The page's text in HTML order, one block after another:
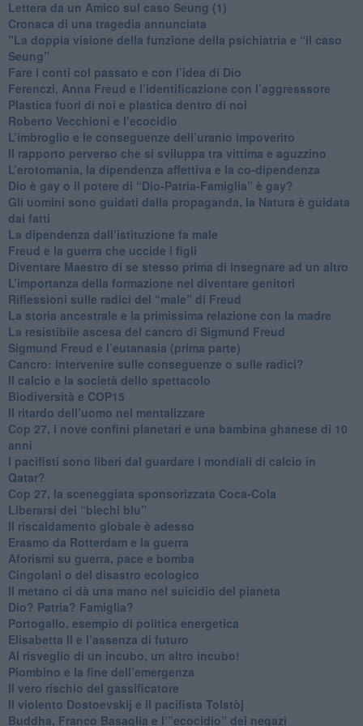
​Lettera da un Amico sul caso Seung (1)
​Cronaca di una tragedia annunciata
"​La doppia visione della funzione della psichiatria e “il caso
Seung”
​Fare i conti col passato e con l’idea di Dio
​Ferenczi, Anna Freud e l’identificazione con l’aggresssore
Plastica fuori di noi e plastica dentro di noi
​Roberto Vecchioni e l’ecocidio
​L’imbroglio e le conseguenze dell’uranio impoverito
​Il rapporto perverso che si sviluppa tra vittima e aguzzino
L’erotomania, la dipendenza affettiva e la co-dipendenza
​Dio è gay o il potere di “Dio-Patria-Famiglia” è gay?
​Gli uomini sono guidati dalla propaganda, la Natura è guidata
dai fatti
La dipendenza dall’istituzione fa male
​Freud e la guerra che uccide i figli
​Diventare Maestro di se stesso prima di insegnare ad un altro
L’importanza della formazione nel diventare genitori
Riflessioni sulle radici del “male” di Freud
​La storia ancestrale e la primissima relazione con la madre
​La resistibile ascesa del cancro di Sigmund Freud
Sigmund Freud e l’eutanasia (prima parte)
Cancro: intervenire sulle conseguenze o sulle radici?
​Il calcio e la società dello spettacolo
Biodiversità e COP15
​Il ritardo dell’uomo nel mentalizzare
​Cop 27, i nove confini planetari e una bambina ghanese di 10
anni
​I pacifisti sono liberi dal guardare i mondiali di calcio in
Qatar?
​Cop 27, la sceneggiata sponsorizzata Coca-Cola
​Liberarsi dei “biechi blu”
Il riscaldamento globale è adesso
​Erasmo da Rotterdam e la guerra
​Aforismi su guerra, pace e bomba
Cingolani o del disastro ecologico
​Il metano ci dà una mano nel suicidio del pianeta
​Dio? Patria? Famiglia?
Portogallo, esempio di politica energetica
​Elisabetta II e l’assenza di futuro
Al risveglio di un incubo, un altro incubo!
​Piombino e la fine dell’emergenza
​Il vero rischio del gassificatore
​Il violento Dostoevskij e il pacifista Tolstòj
​Buddha, Franco Basaglia e l’”ecocidio” dei negazi